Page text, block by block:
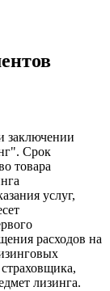
заключении
Срок
товара
услуг,
расходов на
лизинга.